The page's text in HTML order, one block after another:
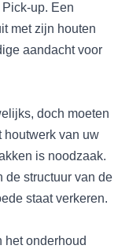
up. Een
met zijn houten
aandacht voor
doch moeten
houtwerk van uw
is noodzaak.
de structuur van de
staat verkeren.
het onderhoud